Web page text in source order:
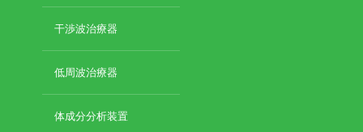
干渉波治療器
低周波治療器
体成分分析装置